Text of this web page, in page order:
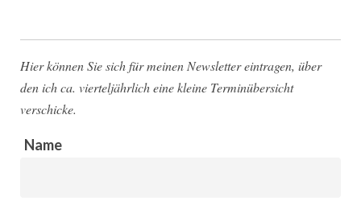
Hier können Sie sich für meinen Newsletter eintragen, über
den ich ca. vierteljährlich eine kleine Terminübersicht
verschicke.
Name